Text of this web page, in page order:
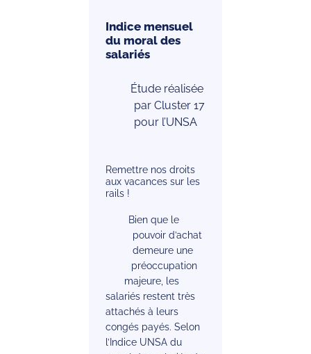
Indice mensuel
du moral des
salariés
Étude réalisée
par Cluster 17
pour l’UNSA
Remettre nos droits
aux vacances sur les
rails !
Bien que le
pouvoir d’achat
demeure une
préoccupation
majeure, les
salariés restent très
attachés à leurs
congés payés. Selon
l’Indice UNSA du